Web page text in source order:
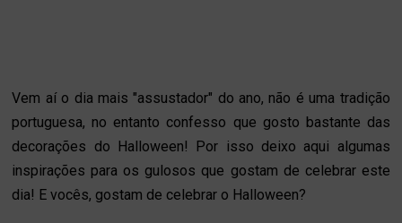
Vem aí o dia mais "assustador" do ano, não é uma tradição
portuguesa, no entanto confesso que gosto bastante das
decorações do Halloween! Por isso deixo aqui algumas
inspirações para os gulosos que gostam de celebrar este
dia! E vocês, gostam de celebrar o Halloween?